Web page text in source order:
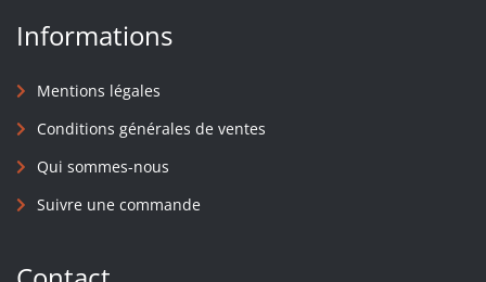
Informations
Mentions légales
Conditions générales de ventes
Qui sommes-nous
Suivre une commande